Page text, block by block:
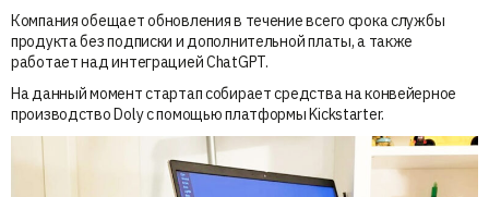
Компания обещает обновления в течение всего срока службы
продукта без подписки и дополнительной платы, а также
работает над интеграцией ChatGPT.
На данный момент стартап собирает средства на конвейерное
производство Doly с помощью платформы Kickstarter.